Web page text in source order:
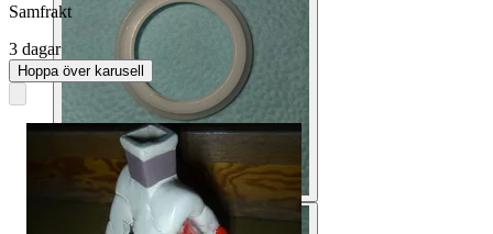
Samfrakt
3 dagar
Hoppa över karusell